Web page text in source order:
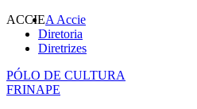
ACCIEA Accie
Diretoria
Diretrizes
PÓLO DE CULTURA
FRINAPE